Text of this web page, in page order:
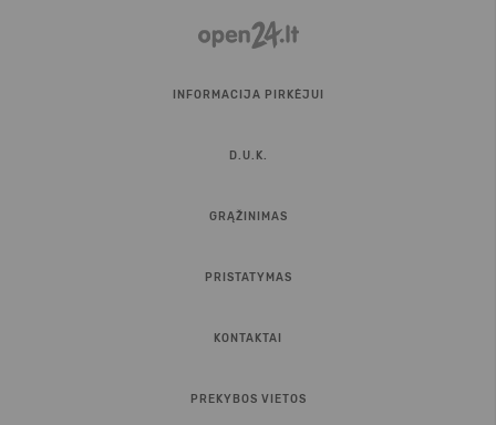
INFORMACIJA PIRKĖJUI
D.U.K.
GRĄŽINIMAS
PRISTATYMAS
KONTAKTAI
PREKYBOS VIETOS